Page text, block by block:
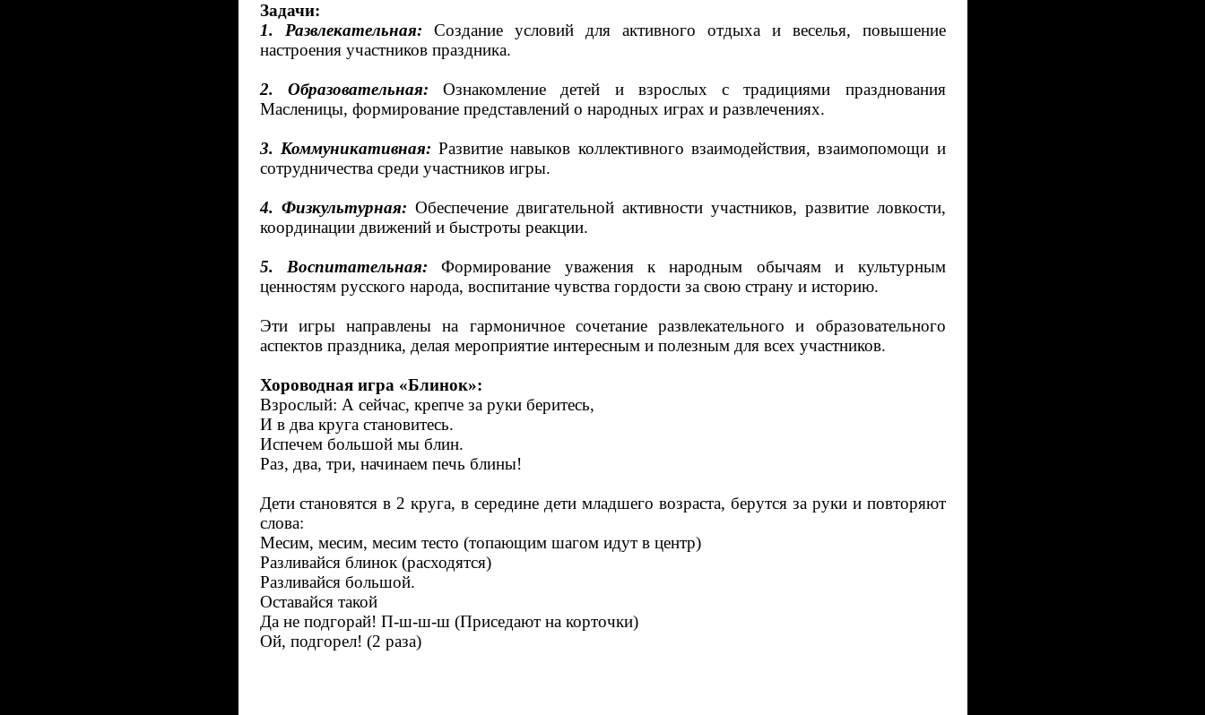
Задачи:
1. Развлекательная: Создание условий для активного отдыха и веселья, повышение
настроения участников праздника.
2. Образовательная: Ознакомление детей и взрослых с традициями празднования
Масленицы, формирование представлений о народных играх и развлечениях.
3. Коммуникативная: Развитие навыков коллективного взаимодействия, взаимопомощи и
сотрудничества среди участников игры.
4. Физкультурная: Обеспечение двигательной активности участников, развитие ловкости,
координации движений и быстроты реакции.
5. Воспитательная: Формирование уважения к народным обычаям и культурным
ценностям русского народа, воспитание чувства гордости за свою страну и историю.
Эти игры направлены на гармоничное сочетание развлекательного и образовательного
аспектов праздника, делая мероприятие интересным и полезным для всех участников.
Хороводная игра «Блинок»:
Взрослый: А сейчас, крепче за руки беритесь,
И в два круга становитесь.
Испечем большой мы блин.
Раз, два, три, начинаем печь блины!
Дети становятся в 2 круга, в середине дети младшего возраста, берутся за руки и повторяют
слова:
Месим, месим, месим тесто (топающим шагом идут в центр)
Разливайся блинок (расходятся)
Разливайся большой.
Оставайся такой
Да не подгорай! П-ш-ш-ш (Приседают на корточки)
Ой, подгорел! (2 раза)